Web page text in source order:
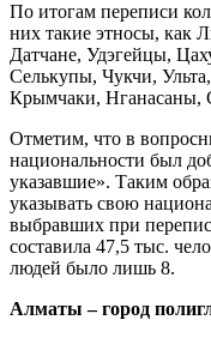
По итогам переписи
них такие этносы, как
Датчане, Удэгейцы,
Селькупы, Чукчи,
Крымчаки, Нганасаны,
Отметим, что в
национальности был
указавшие». Таким
указывать свою
выбравших при
составила 47,5 тыс.
людей было лишь 8.
Алматы – город